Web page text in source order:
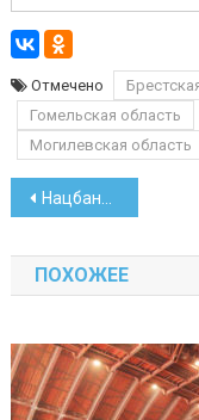
Отмечено
Гомельская область
Могилевская область
Навигация
по
записям
Нацбанк планирует в 2026 году выпустить 18 памятных монет
ПОХОЖЕЕ